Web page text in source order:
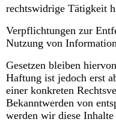
rechtswidrige Tätigkeit
Verpflichtungen zur
Nutzung von
Gesetzen bleiben
Haftung ist jedoch erst
einer konkreten
Bekanntwerden von
werden wir diese